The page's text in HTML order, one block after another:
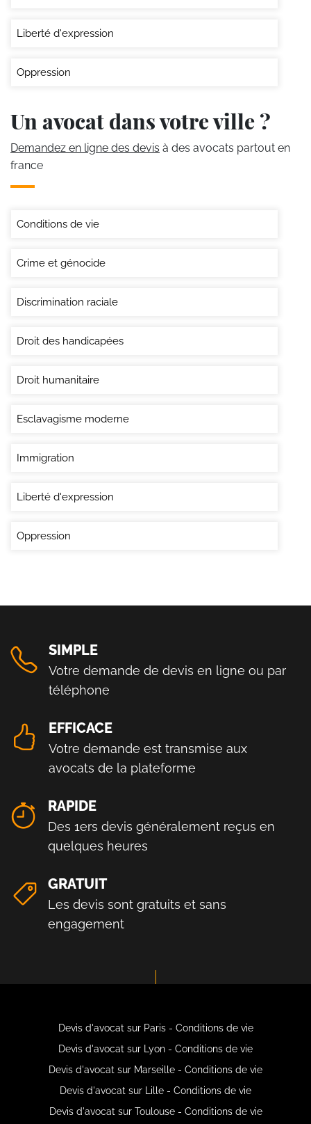
Liberté d'expression
Oppression
Un avocat dans votre ville ?
Demandez en ligne des devis à des avocats partout en
france
Conditions de vie
Crime et génocide
Discrimination raciale
Droit des handicapées
Droit humanitaire
Esclavagisme moderne
Immigration
Liberté d'expression
Oppression
SIMPLE
Votre demande de devis en ligne ou par
téléphone
EFFICACE
Votre demande est transmise aux
avocats de la plateforme
RAPIDE
Des 1ers devis généralement reçus en
quelques heures
GRATUIT
Les devis sont gratuits et sans
engagement
Devis d'avocat sur Paris - Conditions de vie
Devis d'avocat sur Lyon - Conditions de vie
Devis d'avocat sur Marseille - Conditions de vie
Devis d'avocat sur Lille - Conditions de vie
Devis d'avocat sur Toulouse - Conditions de vie